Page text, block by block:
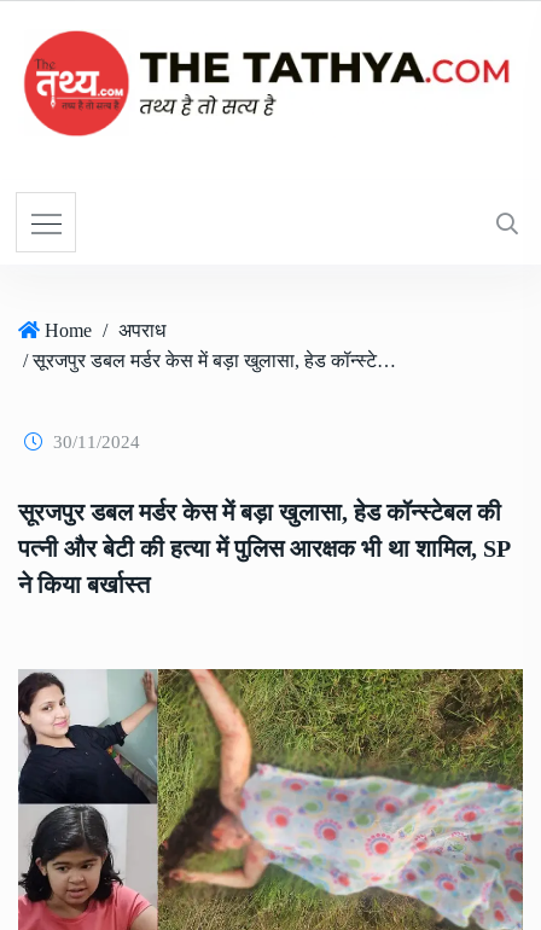
Home / अपराध
/ सूरजपुर डबल मर्डर केस में बड़ा खुलासा, हेड कॉन्स्टेबल की पत्नी और बेटी की हत्या में पुलिस आरक्षक भी था शामिल, SP ने किया बर्खास्त
30/11/2024
सूरजपुर डबल मर्डर केस में बड़ा खुलासा, हेड कॉन्स्टेबल की
पत्नी और बेटी की हत्या में पुलिस आरक्षक भी था शामिल, SP
ने किया बर्खास्त